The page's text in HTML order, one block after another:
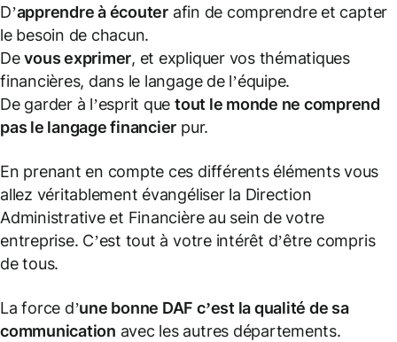
D’apprendre à écouterafin de comprendre et capter
le besoin de chacun.
Devous exprimer, et expliquer vos thématiques
financières, dans le langage de l’équipe.
De garder à l’esprit que tout le monde ne comprend
pas le langage financier pur.
En prenant en compte ces différents éléments vous
allez véritablement évangéliser la Direction
Administrative et Financière au sein de votre
entreprise. C’est tout à votre intérêt d’être compris
de tous.
La force d’une bonne DAF c’est la qualité de sa
communication avec les autres départements.